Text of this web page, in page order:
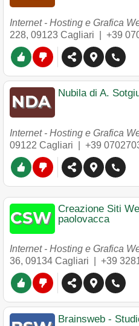
Internet - Hosting e Grafica
228, 09123 Cagliari +39
Nubila di A.
Internet - Hosting e Grafica
09122 Cagliari +39
Creazione Siti
paolovacca
Internet - Hosting e Grafica
36, 09134 Cagliari +39
Brainsweb -